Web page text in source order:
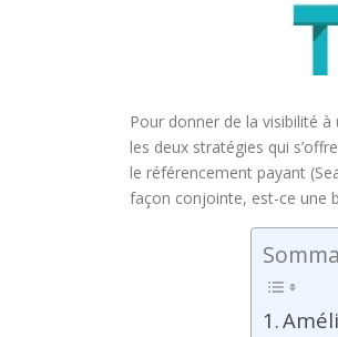
Pour donner de la visibilité
les deux stratégies qui
le référencement payant
façon conjointe, est-ce une